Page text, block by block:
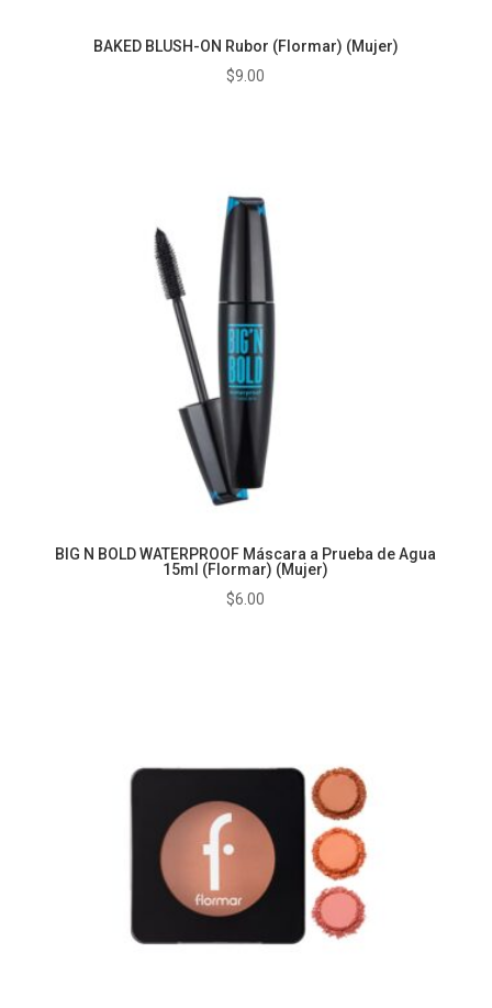
BAKED BLUSH-ON Rubor (Flormar) (Mujer)
$9.00
BIG N BOLD WATERPROOF Máscara a Prueba de Agua
15ml (Flormar) (Mujer)
$6.00